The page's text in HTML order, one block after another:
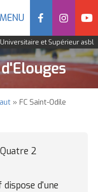
Navigation
mobile
MENU Social
et Supérieur asbl
FC Saint-Odile
2
d'une